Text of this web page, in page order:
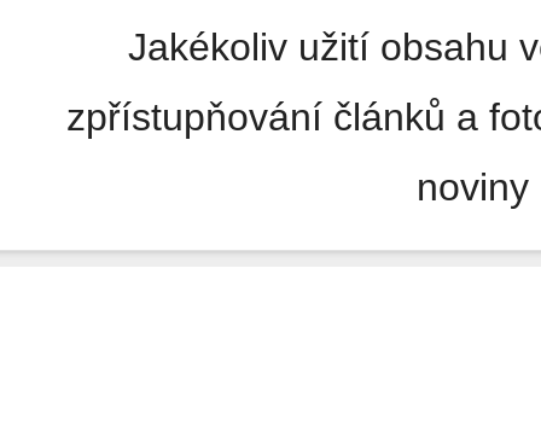
Jakékoliv užití obsahu
zpřístupňování článků a